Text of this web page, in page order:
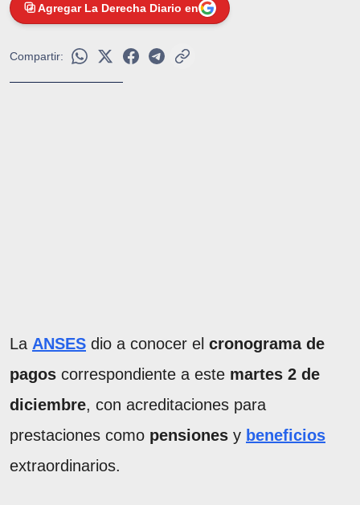
Agregar La Derecha Diario en
Compartir:
La ANSES dio a conocer el cronograma de
pagos correspondiente a este martes 2 de
diciembre, con acreditaciones para
prestaciones como pensiones y beneficios
extraordinarios.